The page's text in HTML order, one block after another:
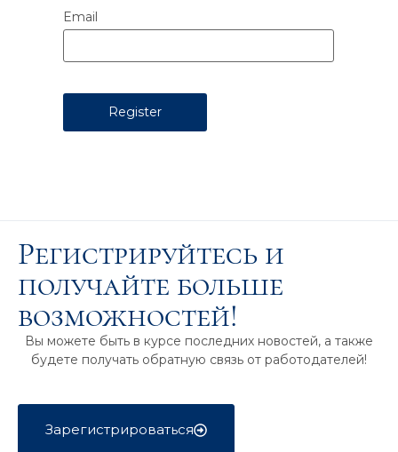
Email
Регистрируйтесь и
получайте больше
возможностей!
Вы можете быть в курсе последних новостей, а также
будете получать обратную связь от работодателей!
Зарегистрироваться